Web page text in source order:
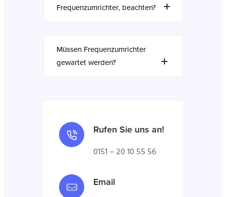
Frequenzumrichter, beachten?
Müssen Frequenzumrichter
gewartet werden?
Rufen Sie uns an!
0151 – 20 10 55 56
Email